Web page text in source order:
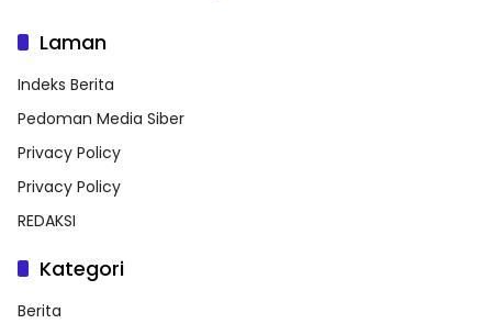
Laman
Indeks Berita
Pedoman Media Siber
Privacy Policy
Privacy Policy
REDAKSI
Kategori
Berita